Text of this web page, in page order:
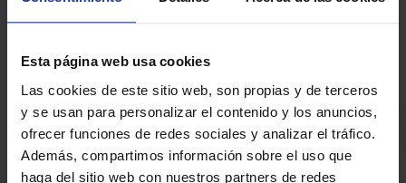
Esta página web usa cookies
Las cookies de este sitio web, son propias y de terceros
y se usan para personalizar el contenido y los anuncios,
ofrecer funciones de redes sociales y analizar el tráfico.
Además, compartimos información sobre el uso que
haga del sitio web con nuestros partners de redes
ES EU
NOTICIAS
PLANTILLA
ENTRADAS
NEWSLETTER
últimas noticias y promociones del club.
Email
He leído y acepto laPolítica de privacidaddel SASKI BASKONIA